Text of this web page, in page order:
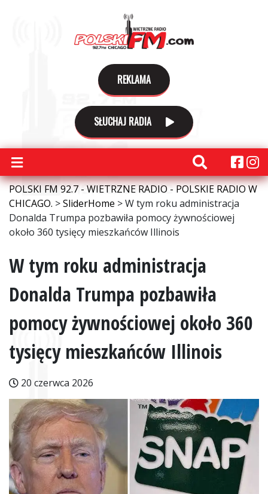
REKLAMA
SŁUCHAJ RADIA
POLSKI FM 92.7 - WIETRZNE RADIO - POLSKIE RADIO W
CHICAGO. >SliderHome >W tym roku administracja
Donalda Trumpa pozbawiła pomocy żywnościowej
około 360 tysięcy mieszkańców Illinois
W tym roku administracja
Donalda Trumpa pozbawiła
pomocy żywnościowej około 360
tysięcy mieszkańców Illinois
20 czerwca 2026